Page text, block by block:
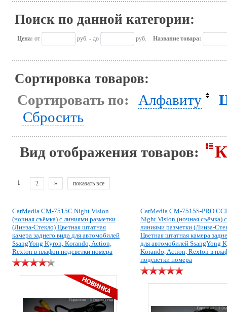
Поиск по данной категории:
Цена: от руб. - до руб. Название товара:
Сортировка товаров:
Сортировать по: Алфавиту
Сбросить
Вид отображения товаров:
1 2 » показать все
CarMedia CM-7515C Night Vision
(ночная съёмка) с линиями разметки
(Линза-Стекло) Цветная штатная
камера заднего вида для автомобилей
SsangYong Kyron, Korando, Action,
Rexton в плафон подсветки номера
CarMedia CM-7515S-PRO
Night Vision (ночная съёмка) с
линиями разметки (Линза-
Цветная штатная камера
для автомобилей SsangYong
Korando, Action, Rexton в
подсветки номера